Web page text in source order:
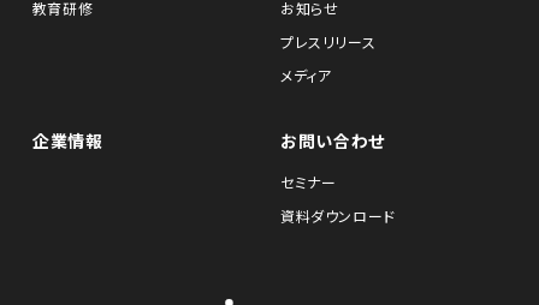
教育研修
お知らせ
プレスリリース
メディア
企業情報 お問い合わせ
セミナー
資料ダウンロード